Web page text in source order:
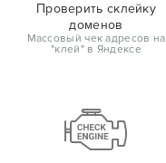
Проверить склейку
доменов
Массовый чек адресов на
"клей" в Яндексе